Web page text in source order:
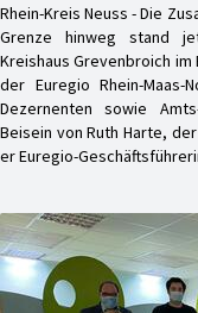
Rhein-Kreis Neuss - Die
Grenze hinweg stand
Kreishaus Grevenbroich
der Euregio Rhein-Maas-
Dezernenten sowie
Beisein von Ruth Harte,
er Euregio-